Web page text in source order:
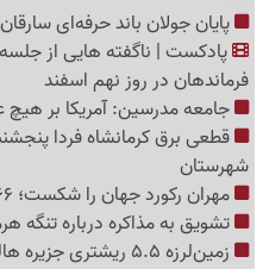
پایان جولان باند حرفه‌ای
پادکست | ناگفته هایی از
فرماندهان در روز نهم اسفند
جامعه مدرسین: آمریکا بر
شهرستان
مهران رکورد جهان را شکست؛ 266 هزار تردد در یک روز
تشویق به مذاکره درباره تنگه
زمین‌لرزه 5.5 ریشتری جزیره هالماهرا اندونزی را لرزاند